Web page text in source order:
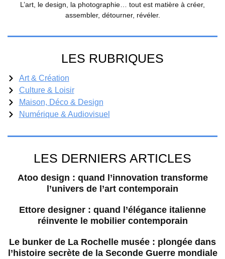
L’art, le design, la photographie… tout est matière à créer,
assembler, détourner, révéler.
LES RUBRIQUES
Art & Création
Culture & Loisir
Maison, Déco & Design
Numérique & Audiovisuel
LES DERNIERS ARTICLES
Atoo design : quand l’innovation transforme
l’univers de l’art contemporain
Ettore designer : quand l’élégance italienne
réinvente le mobilier contemporain
Le bunker de La Rochelle musée : plongée dans
l’histoire secrète de la Seconde Guerre mondiale